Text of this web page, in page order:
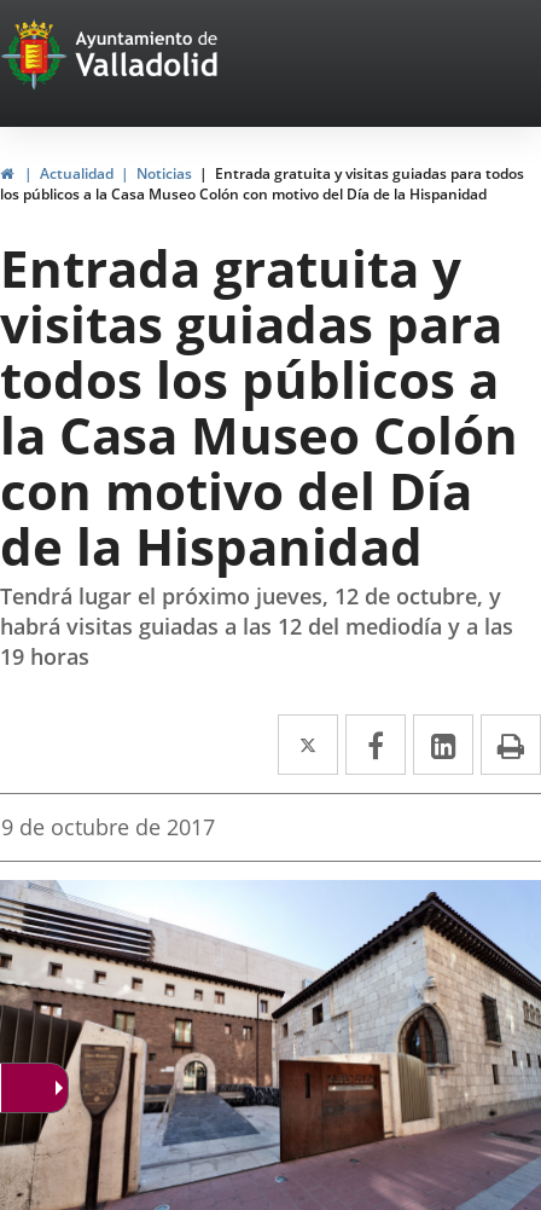
Portal
Web
del
Ayuntamiento
de
Valladolid
InicioActualidad Noticias
Entrada gratuita y visitas guiadas para todos
los públicos a la Casa Museo Colón con motivo del Día de la Hispanidad
Entrada gratuita y
visitas guiadas para
todos los públicos a
la Casa Museo Colón
con motivo del Día
de la Hispanidad
Tendrá lugar el próximo jueves, 12 de octubre, y
habrá visitas guiadas a las 12 del mediodía y a las
19 horas
Twitter
Enlace
a
aplicación
externa.
Facebook
Enlace
a
aplicación
externa.
Enlace
a
Fecha
la
noticia
9 de octubre de 2017